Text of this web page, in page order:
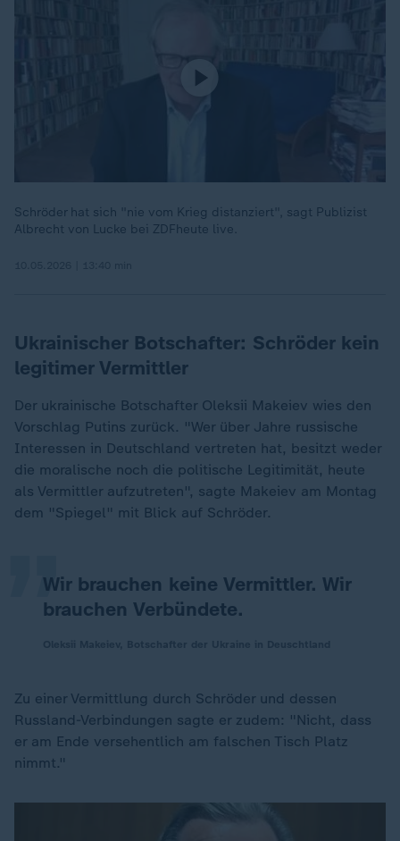
Schröder hat sich "nie vom Krieg distanziert", sagt Publizist
Albrecht von Lucke bei ZDFheute live.
Ukrainischer Botschafter: Schröder kein
legitimer Vermittler
Der ukrainische Botschafter Oleksii Makeiev wies den
Vorschlag Putins zurück. "Wer über Jahre russische
Interessen in Deutschland vertreten hat, besitzt weder
die moralische noch die politische Legitimität, heute
als Vermittler aufzutreten", sagte Makeiev am Montag
dem "Spiegel" mit Blick auf Schröder.
Wir brauchen keine Vermittler. Wir
brauchen Verbündete.
„
Zu einer Vermittlung durch Schröder und dessen
Russland-Verbindungen sagte er zudem: "Nicht, dass
er am Ende versehentlich am falschen Tisch Platz
nimmt."